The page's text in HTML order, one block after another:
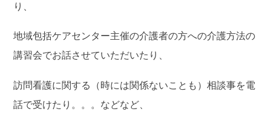
り、
地域包括ケアセンター主催の介護者の方への介護方法の
講習会でお話させていただいたり、
訪問看護に関する（時には関係ないことも）相談事を電
話で受けたり。。。などなど、